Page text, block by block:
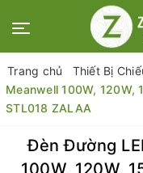
Trang chủ Thiết Bị
Meanwell 100W, 120W,
STL018 ZALAA
Đèn Đường
100W, 120W,